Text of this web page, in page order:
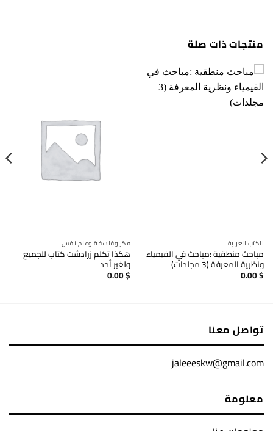
منتجات ذات صلة
الكتب العربية
مباحث منطقية :مباحث في الفيمياء
ونظرية المعرفة (3 مجلدات)
0.00$
فكر وفلسفة وعلم نفس
هكذا تكلم زرادشت كتاب للجميع
ولغير أحد
0.00$
تواصل معنا
jaleeeskw@gmail.com
معلومة